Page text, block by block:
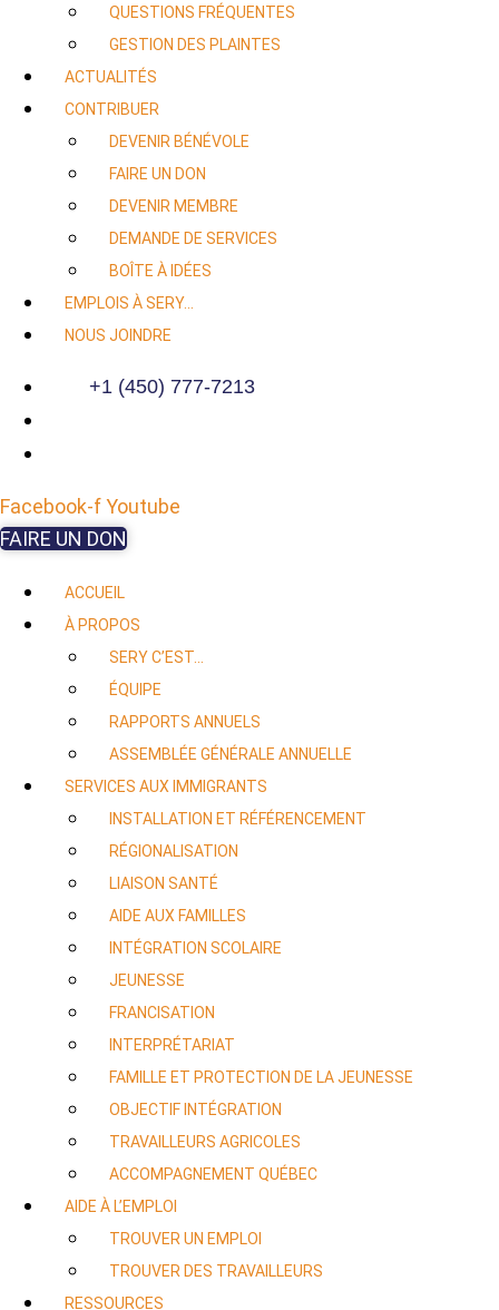
QUESTIONS FRÉQUENTES
GESTION DES PLAINTES
ACTUALITÉS
CONTRIBUER
DEVENIR BÉNÉVOLE
FAIRE UN DON
DEVENIR MEMBRE
DEMANDE DE SERVICES
BOÎTE À IDÉES
EMPLOIS À SERY…
NOUS JOINDRE
+1 (450) 777-7213
Facebook-fYoutube
FAIRE UN DON
ACCUEIL
À PROPOS
SERY C’EST…
ÉQUIPE
RAPPORTS ANNUELS
ASSEMBLÉE GÉNÉRALE ANNUELLE
SERVICES AUX IMMIGRANTS
INSTALLATION ET RÉFÉRENCEMENT
RÉGIONALISATION
LIAISON SANTÉ
AIDE AUX FAMILLES
INTÉGRATION SCOLAIRE
JEUNESSE
FRANCISATION
INTERPRÉTARIAT
FAMILLE ET PROTECTION DE LA JEUNESSE
OBJECTIF INTÉGRATION
TRAVAILLEURS AGRICOLES
ACCOMPAGNEMENT QUÉBEC
AIDE À L’EMPLOI
TROUVER UN EMPLOI
TROUVER DES TRAVAILLEURS
RESSOURCES